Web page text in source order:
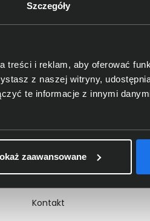
Szczegóły
i reklam, aby oferować
z naszej witryny,
te informacje z innymi
zaawansowane
Certyfikaty i autoryzacje
Nagrody i wyróżnienia
Polityka prywatności
wewnętrznych
Kontakt